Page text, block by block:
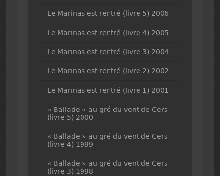
Le Marinas est rentré (livre 5) 2006
Le Marinas est rentré (livre 4) 2005
Le Marinas est rentré (livre 3) 2004
Le Marinas est rentré (livre 2) 2002
Le Marinas est rentré (livre 1) 2001
« Ballade » au gré du vent de Cers
(livre 5) 2000
« Ballade » au gré du vent de Cers
(livre 4) 1999
« Ballade » au gré du vent de Cers
(livre 3) 1998